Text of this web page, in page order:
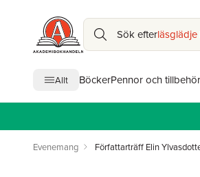
Sök efterläsglädje
Allt BöckerPennor och tillbehör
Evenemang Författarträff Elin